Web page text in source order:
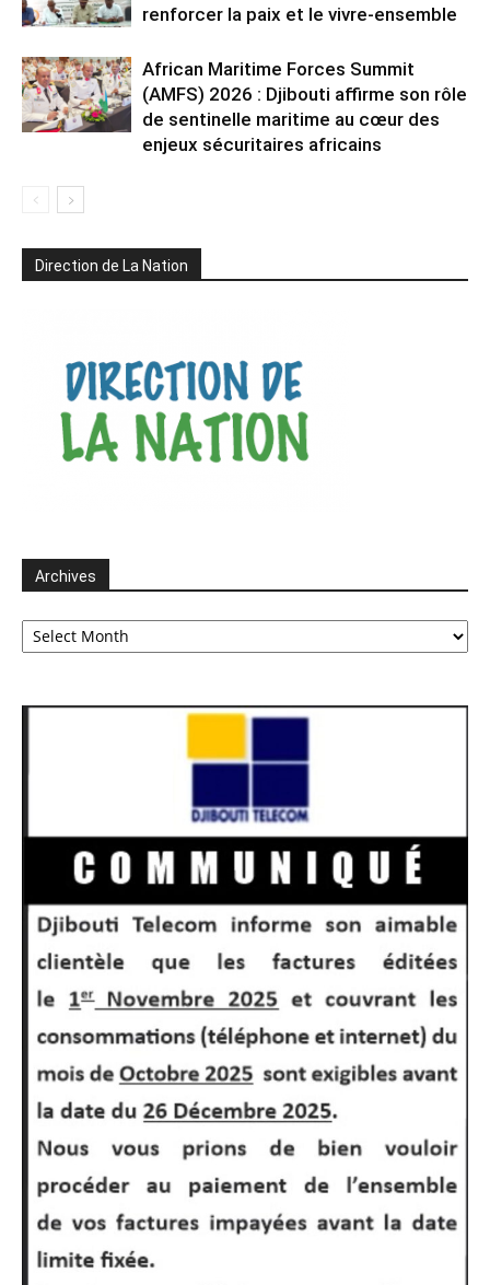
renforcer la paix et le vivre-ensemble
African Maritime Forces Summit
(AMFS) 2026 : Djibouti affirme son rôle
de sentinelle maritime au cœur des
enjeux sécuritaires africains
Direction de La Nation
Archives
Archives